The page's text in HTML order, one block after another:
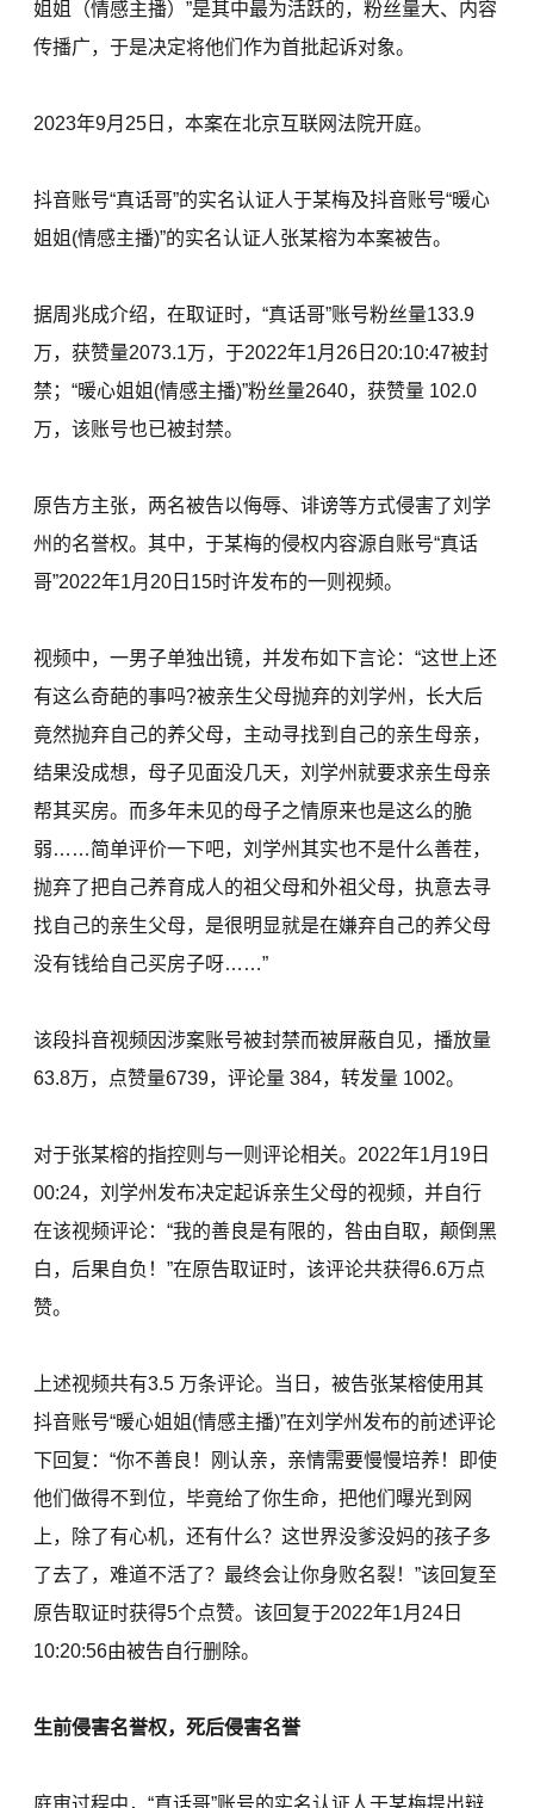
姐姐（情感主播）”是其中最为活跃的，粉丝量大、内容
传播广，于是决定将他们作为首批起诉对象。
2023年9月25日，本案在北京互联网法院开庭。
抖音账号“真话哥”的实名认证人于某梅及抖音账号“暖心
姐姐(情感主播)”的实名认证人张某榕为本案被告。
据周兆成介绍，在取证时，“真话哥”账号粉丝量133.9
万，获赞量2073.1万，于2022年1月26日20:10:47被封
禁；“暖心姐姐(情感主播)”粉丝量2640，获赞量 102.0
万，该账号也已被封禁。
原告方主张，两名被告以侮辱、诽谤等方式侵害了刘学
州的名誉权。其中，于某梅的侵权内容源自账号“真话
哥”2022年1月20日15时许发布的一则视频。
视频中，一男子单独出镜，并发布如下言论：“这世上还
有这么奇葩的事吗?被亲生父母抛弃的刘学州，长大后
竟然抛弃自己的养父母，主动寻找到自己的亲生母亲，
结果没成想，母子见面没几天，刘学州就要求亲生母亲
帮其买房。而多年未见的母子之情原来也是这么的脆
弱……简单评价一下吧，刘学州其实也不是什么善茬，
抛弃了把自己养育成人的祖父母和外祖父母，执意去寻
找自己的亲生父母，是很明显就是在嫌弃自己的养父母
没有钱给自己买房子呀……”
该段抖音视频因涉案账号被封禁而被屏蔽自见，播放量
63.8万，点赞量6739，评论量 384，转发量 1002。
对于张某榕的指控则与一则评论相关。2022年1月19日
00:24，刘学州发布决定起诉亲生父母的视频，并自行
在该视频评论：“我的善良是有限的，咎由自取，颠倒黑
白，后果自负！”在原告取证时，该评论共获得6.6万点
赞。
上述视频共有3.5 万条评论。当日，被告张某榕使用其
抖音账号“暖心姐姐(情感主播)”在刘学州发布的前述评论
下回复：“你不善良！刚认亲，亲情需要慢慢培养！即使
他们做得不到位，毕竟给了你生命，把他们曝光到网
上，除了有心机，还有什么？这世界没爹没妈的孩子多
了去了，难道不活了？最终会让你身败名裂！”该回复至
原告取证时获得5个点赞。该回复于2022年1月24日
10:20:56由被告自行删除。
生前侵害名誉权，死后侵害名誉
庭审过程中，“真话哥”账号的实名认证人于某梅提出辩